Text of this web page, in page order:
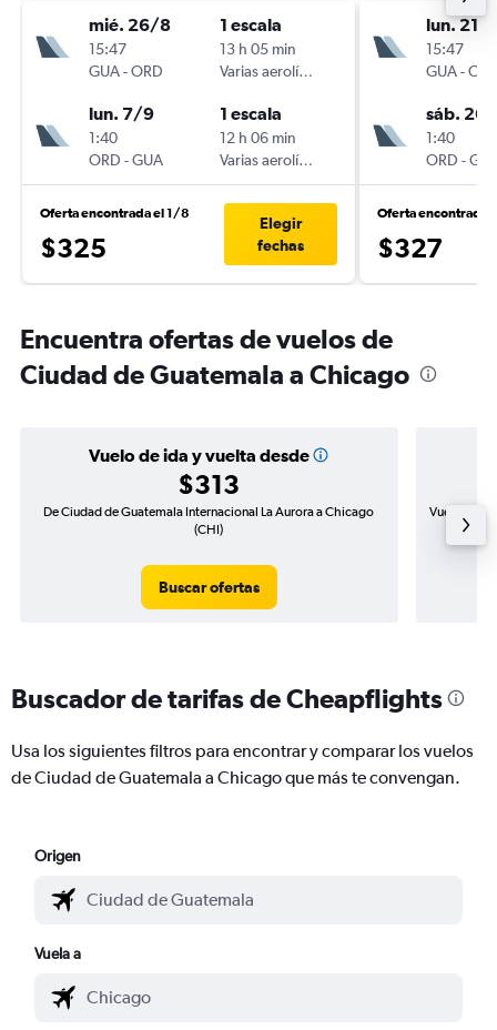
mié. 26/8
15:47
GUA-ORD
1 escala
13 h 05 min
Varias aerolíneas
lun. 7/9
1:40
ORD -GUA
1 escala
12 h 06 min
Varias aerolíneas
Oferta encontrada el 1/8
$325
Elegir
fechas
lun. 21/
15:47
GUA-
sáb.
1:40
ORD -
Oferta encontrada
$327
Encuentra ofertas de vuelos de
Ciudad de Guatemala a Chicago
Vuelo de ida y vuelta desde
$313
De Ciudad de Guatemala Internacional La Aurora a Chicago
(CHI)
Buscar ofertas
Vuelo de
Buscador de tarifas de Cheapflights
Usa los siguientes filtros para encontrar y comparar los vuelos
de Ciudad de Guatemala a Chicago que más te convengan.
Origen
Vuela a